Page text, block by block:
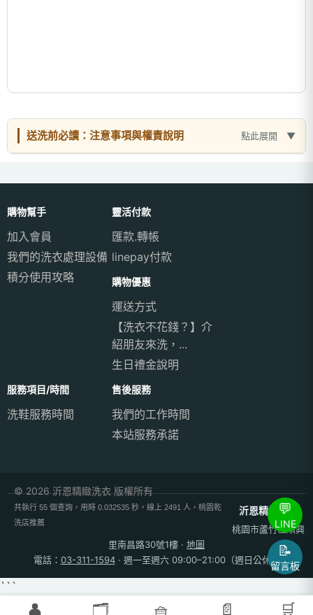
送洗前必讀：注意事項與權責說明 點此展開
購物幫手
加入會員
我們的洗衣處理設備
積分使用攻略
靈活付款
匯款.轉帳
linepay付款
購物優惠
運送方式
【洗衣不花錢？】介
紹朋友來洗，...
生日禮金說明
服務項目/時間
洗鞋服務時間
售後服務
我們的工作時間
本站服務承諾
© 2026 沂恩精緻洗衣 版權所有
共執行 55 個查詢，用時 0.032535 秒，線上 2491 人，桃園乾
洗店推薦
沂恩精緻洗衣
桃園市蘆竹區順興
里南昌路30號1樓 · 地圖
電話： 03-311-1594· 週一至週六 09:00–21:00（週日公休）
👤 🗂️ 🧺 📄 🛒
💬
LINE
📝
留言板
```